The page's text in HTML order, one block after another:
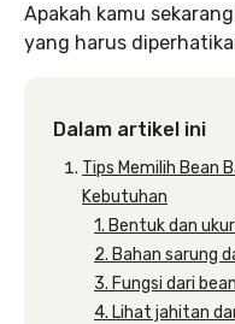
Apakah kamu
yang harus
Dalam artikel ini
Tips Memilih Bean
Kebutuhan
1. Bentuk dan
2. Bahan sarung
3. Fungsi dari
4. Lihat jahitan